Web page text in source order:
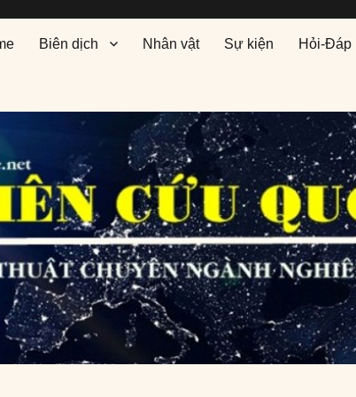
Biên dịch Nhân vật Sự kiện Hỏi-Đáp